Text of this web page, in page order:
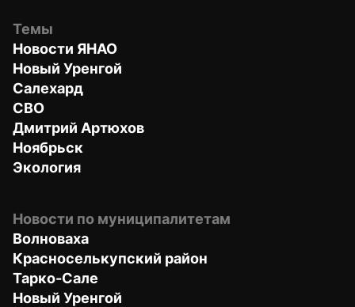
Темы
Новости ЯНАО
Новый Уренгой
Салехард
СВО
Дмитрий Артюхов
Ноябрьск
Экология
Новости по муниципалитетам
Волноваха
Красноселькупский район
Тарко-Сале
Новый Уренгой